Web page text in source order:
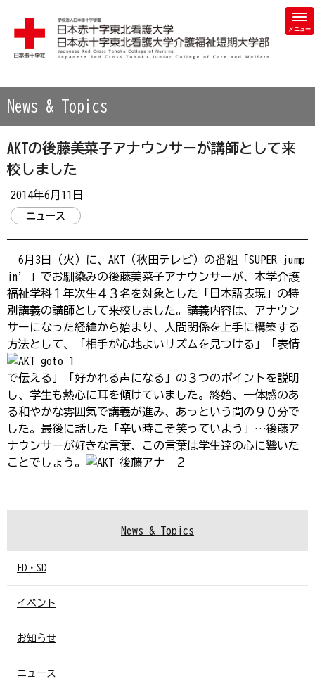
学校法人 日本赤十字学園 日本赤十字東北看護大学・日本赤
News & Topics
AKTの後藤美菜子アナウンサーが講師として来
校しました
2014年6月11日
ニュース
6月3日（火）に、AKT（秋田テレビ）の番組「SUPER jump
in’」でお馴染みの後藤美菜子アナウンサーが、本学介護
福祉学科１年次生４３名を対象とした「日本語表現」の特
別講義の講師として来校しました。講義内容は、アナウン
サーになった経緯から始まり、人間関係を上手に構築する
方法として、「相手が心地よい リズムを見つける」「表情
で伝える」「好かれる声になる」の３つのポイントを説明
し、学生も熱心に耳を傾けていました。終始、一体感のあ
る和やかな雰囲気で講義が進み、あっという間の９０分で
した。最後に話した「辛い時こそ笑っていよう」…後藤ア
ナウンサーが好きな言葉、この言葉は学生達の心に響いた
ことでしょう。
News & Topics
FD・SD
イベント
お知らせ
ニュース